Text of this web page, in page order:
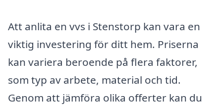
Att anlita en vvs i Stenstorp kan vara en
viktig investering för ditt hem. Priserna
kan variera beroende på flera faktorer,
som typ av arbete, material och tid.
Genom att jämföra olika offerter kan du